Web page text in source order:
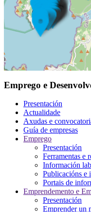
Emprego e
Presentación
Actualidade
Axudas e
Guía de empresas
Emprego
Presentación
Ferramentas e
Información
Publicacións e
Portais de
Emprendemento e
Presentación
Emprender un